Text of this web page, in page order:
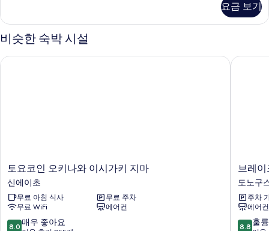
Sq
M
사
진
Room
21
To
Sq
요금 보기
비슷한 숙박 시설
토
요
코
인
오
키
토요코인 오키나와 이시가키 지마
신에이초
무료 아침 식사
무료 주차
무료 WiFi
에어컨
10
8.0 매우 좋아요
토요코인 오키나와 이시가키 지마
브
레
이
크
퍼
스
브레
도노구
주차
에어컨
10
8.8 훌
브레이